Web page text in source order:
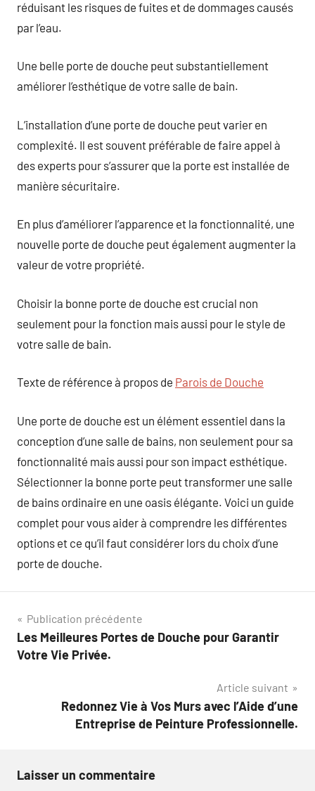
réduisant les risques de fuites et de dommages causés
par l’eau.
Une belle porte de douche peut substantiellement
améliorer l’esthétique de votre salle de bain.
L’installation d’une porte de douche peut varier en
complexité. Il est souvent préférable de faire appel à
des experts pour s’assurer que la porte est installée de
manière sécuritaire.
En plus d’améliorer l’apparence et la fonctionnalité, une
nouvelle porte de douche peut également augmenter la
valeur de votre propriété.
Choisir la bonne porte de douche est crucial non
seulement pour la fonction mais aussi pour le style de
votre salle de bain.
Texte de référence à propos de Parois de Douche
Une porte de douche est un élément essentiel dans la
conception d’une salle de bains, non seulement pour sa
fonctionnalité mais aussi pour son impact esthétique.
Sélectionner la bonne porte peut transformer une salle
de bains ordinaire en une oasis élégante. Voici un guide
complet pour vous aider à comprendre les différentes
options et ce qu’il faut considérer lors du choix d’une
porte de douche.
Navigation
de
Publication précédente
Les Meilleures Portes de Douche pour Garantir
Votre Vie Privée.
Article suivant
Redonnez Vie à Vos Murs avec l’Aide d’une
Entreprise de Peinture Professionnelle.
Laisser un commentaire